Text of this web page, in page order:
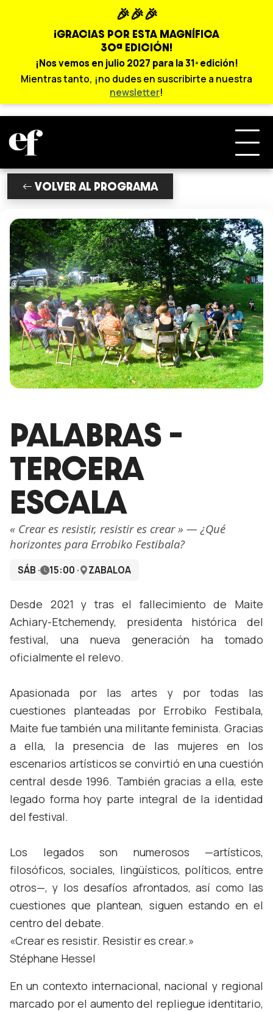
🎉🎉🎉
¡GRACIAS POR ESTA MAGNÍFICA
30ª EDICIÓN!
¡Nos vemos en julio 2027 para la 31ª edición!
Mientras tanto, ¡no dudes en suscribirte a nuestra
newsletter!
VOLVER AL PROGRAMA
PALABRAS –
TERCERA
ESCALA
« Crear es resistir, resistir es crear » — ¿Qué
horizontes para Errobiko Festibala?
SÁB · 15:00 · ZABALOA
Desde 2021 y tras el fallecimiento de Maite
Achiary-Etchemendy, presidenta histórica del
festival, una nueva generación ha tomado
oficialmente el relevo.
Apasionada por las artes y por todas las
cuestiones planteadas por Errobiko Festibala,
Maite fue también una militante feminista. Gracias
a ella, la presencia de las mujeres en los
escenarios artísticos se convirtió en una cuestión
central desde 1996. También gracias a ella, este
legado forma hoy parte integral de la identidad
del festival.
Los legados son numerosos —artísticos,
filosóficos, sociales, lingüísticos, políticos, entre
otros—, y los desafíos afrontados, así como las
cuestiones que plantean, siguen estando en el
centro del debate.
«Crear es resistir. Resistir es crear.»
Stéphane Hessel
En un contexto internacional, nacional y regional
marcado por el aumento del repliegue identitario,